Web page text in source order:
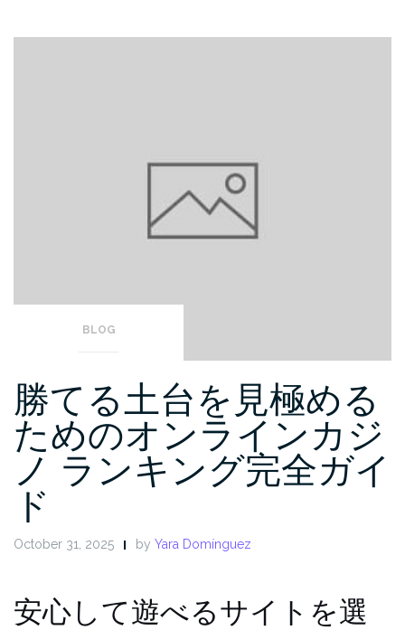
BLOG
勝てる土台を見極める
ためのオンラインカジ
ノ ランキング完全ガイ
ド
October 31, 2025 by Yara Domínguez
安心して遊べるサイトを選